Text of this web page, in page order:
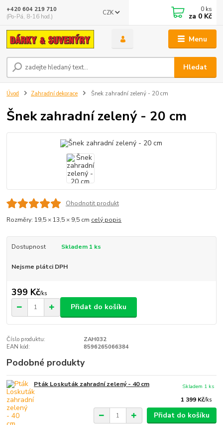
Menu
CZK
Hledat
+420 604 219 710
(Po-Pá, 8-16 hod.)
0 ks
za 0 Kč
Úvod Zahradní dekorace Šnek zahradní zelený - 20 cm
Šnek zahradní zelený - 20 cm
Ohodnotit produkt
Rozměry: 19,5 × 13,5 × 9,5 cm celý popis
Dostupnost Skladem 1 ks
Nejsme plátci DPH
399 Kč/ks
Přidat do košíku
Číslo produktu:
ZAH032
EAN kód:
8596265066384
Podobné produkty
Pták Loskuták zahradní zelený - 40 cm
1 399 Kč/ks
Skladem 1 ks
Přidat do košíku